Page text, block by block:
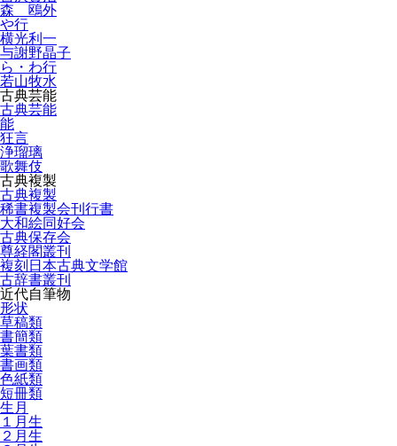
森 鴎外
や行
横光利一
与謝野晶子
ら・わ行
若山牧水
古典芸能
古典芸能
能
狂言
浄瑠璃
歌舞伎
古典複製
古典複製
稀書複製会刊行書
大和絵同好会
古典保存会
尊経閣叢刊
複刻日本古典文学館
古辞書叢刊
近代自筆物
形状
草稿類
書簡類
葉書類
書画類
色紙類
短冊類
生月
１月生
２月生